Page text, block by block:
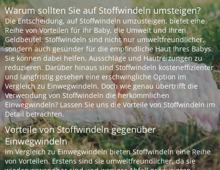
Warum sollten Sie auf Stoffwindeln umsteigen?
Die Entscheidung, auf Stoffwindeln umzusteigen, bietet eine
Reihe von Vorteilen für Ihr Baby, die Umwelt und Ihren
Geldbeutel. Stoffwindeln sind nicht nur umweltfreundlicher,
sondern auch gesünder für die empfindliche Haut Ihres Babys.
Sie können dabei helfen, Ausschläge und Hautreizungen zu
reduzieren. Darüber hinaus sind Stoffwindeln kosteneffizienter
und langfristig gesehen eine erschwingliche Option im
Vergleich zu Einwegwindeln. Doch wie genau übertrifft die
Verwendung von Stoffwindeln die herkömmlichen
Einwegwindeln? Lassen Sie uns die Vorteile von Stoffwindeln im
Detail betrachten.
Vorteile von Stoffwindeln gegenüber
Einwegwindeln
Im Vergleich zu Einwegwindeln bieten Stoffwindeln eine Reihe
von Vorteilen. Erstens sind sie umweltfreundlicher, da sie